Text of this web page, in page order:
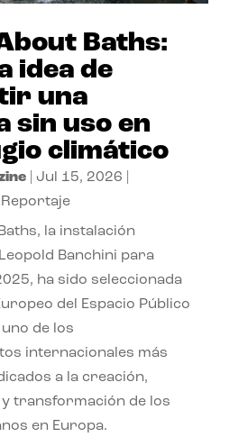
Baths:
idea de
una
sin uso en
climático
| Jul 15, 2026
Reportaje
la instalación
Banchini para
ha sido seleccionada
del Espacio Público
de los
internacionales más
a la creación,
transformación de los
en Europa.